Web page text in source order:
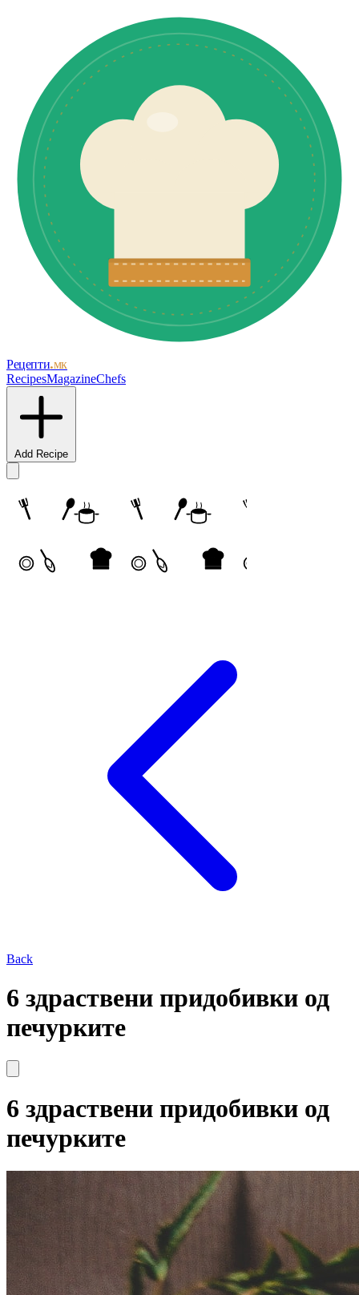
Рецепти.мк
RecipesMagazineChefs
Add Recipe
Back
6 здраствени придобивки од
печурките
6 здраствени придобивки од
печурките